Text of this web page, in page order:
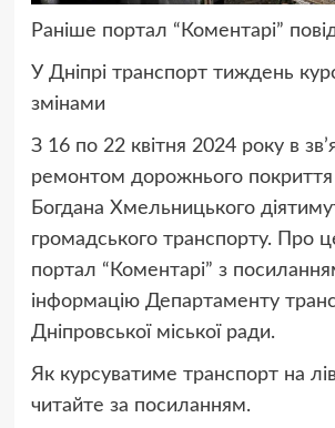
Раніше портал “Коментарі”
У Дніпрі транспорт тиждень
змінами
З 16 по 22 квітня 2024 року в
ремонтом дорожнього покриття
Богдана Хмельницького
громадського транспорту. Про
портал “Коментарі” з
інформацію Департаменту
Дніпровської міської ради.
Як курсуватиме транспорт на
читайте за посиланням.